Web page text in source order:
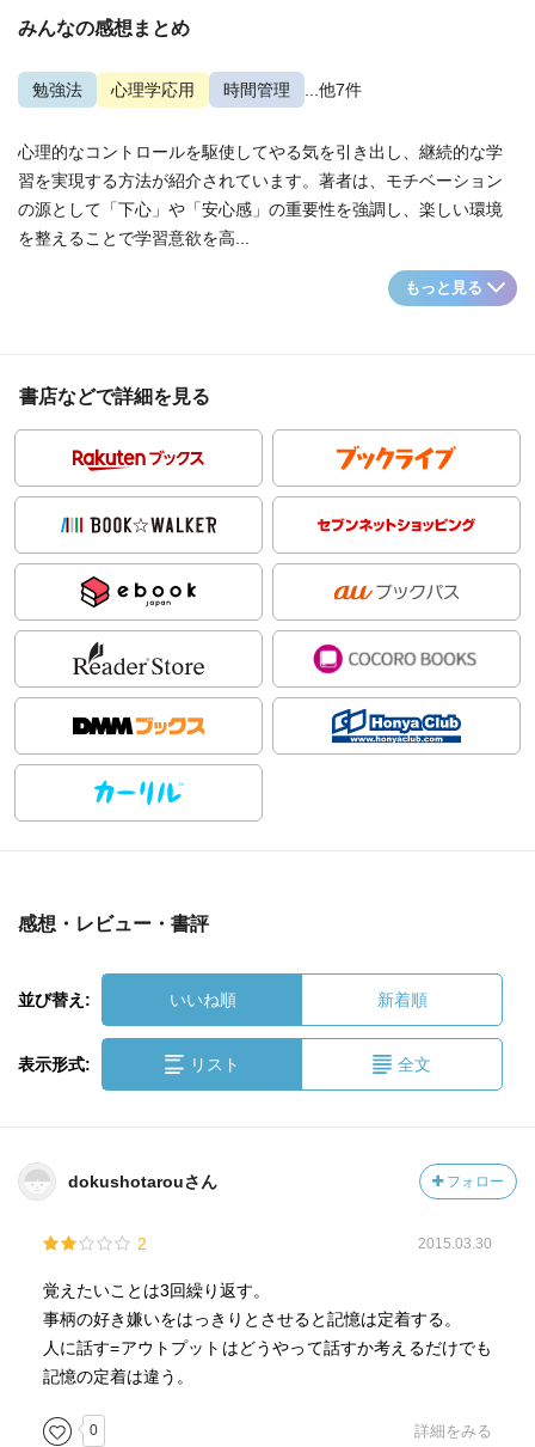
みんなの感想まとめ
勉強法 心理学応用 時間管理 ...他7件
心理的なコントロールを駆使してやる気を引き出し、継続的な学
習を実現する方法が紹介されています。著者は、モチベーション
の源として「下心」や「安心感」の重要性を強調し、楽しい環境
を整えることで学習意欲を高...
もっと見る
書店などで詳細を見る
感想・レビュー・書評
並び替え: いいね順 新着順
表示形式: リスト 全文
dokushotarouさん フォロー
2 2015.03.30
覚えたいことは3回繰り返す。
事柄の好き嫌いをはっきりとさせると記憶は定着する。
人に話す=アウトプットはどうやって話すか考えるだけでも
記憶の定着は違う。
0 詳細をみる